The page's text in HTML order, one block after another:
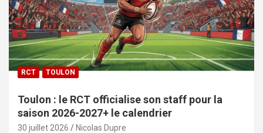
RCT TOULON
Toulon : le RCT officialise son staff pour la
saison 2026-2027+ le calendrier
30 juillet 2026 Nicolas Dupre